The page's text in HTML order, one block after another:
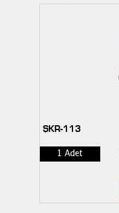
ŞKR-113
1 Adet